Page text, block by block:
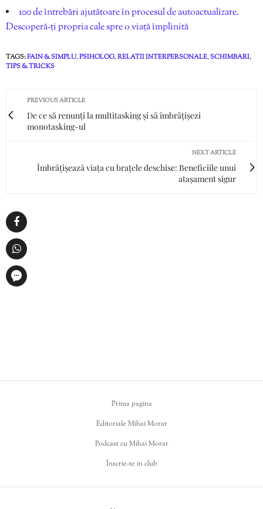
100 de întrebări ajutătoare în procesul de autoactualizare.
Descoperă-ți propria cale spre o viață împlinită
TAGS:FAIN & SIMPLU,PSIHOLOG,RELATII INTERPERSONALE,SCHIMBARI,
TIPS & TRICKS
PREVIOUS ARTICLE
De ce să renunți la multitasking și să îmbrățișezi
monotasking-ul
NEXT ARTICLE
Îmbrățișează viața cu brațele deschise: Beneficiile unui
atașament sigur
Prima pagina
Editoriale Mihai Morar
Podcast cu Mihai Morar
Înscrie-te in club